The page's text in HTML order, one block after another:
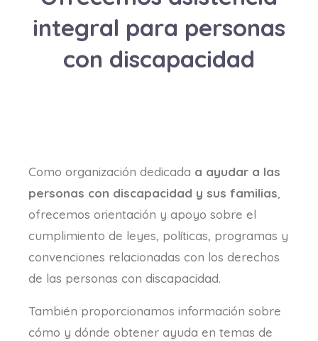
integral para personas
con discapacidad
Como organización dedicada a ayudar a las
personas con discapacidad y sus familias,
ofrecemos orientación y apoyo sobre el
cumplimiento de leyes, políticas, programas y
convenciones relacionadas con los derechos
de las personas con discapacidad.
También proporcionamos información sobre
cómo y dónde obtener ayuda en temas de